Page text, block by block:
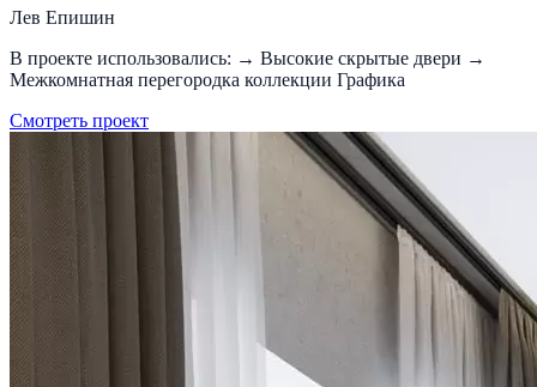
Лев Епишин
В проекте использовались: → Высокие скрытые двери →
Межкомнатная перегородка коллекции Графика
Смотреть проект